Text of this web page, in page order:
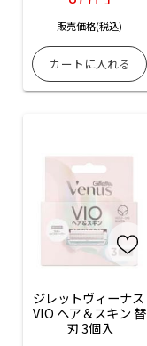
販売価格(税込)
ジレットヴィーナス
VIO ヘア＆スキン 替
刃 3個入